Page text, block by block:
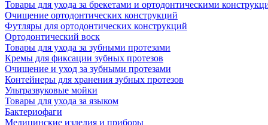
Товары для ухода за брекетами и ортодонтическими
Очищение ортодонтических конструкций
Футляры для ортодонтических конструкций
Ортодонтический воск
Товары для ухода за зубными протезами
Кремы для фиксации зубных протезов
Очищение и уход за зубными протезами
Контейнеры для хранения зубных протезов
Ультразвуковые мойки
Товары для ухода за языком
Бактериофаги
Медицинские изделия и приборы